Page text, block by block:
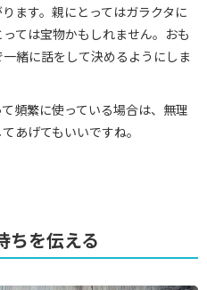
ます。親にとってはガラクタに
ては宝物かもしれません。おも
緒に話をして決めるようにしま
頻繁に使っている場合は、無理
あげてもいいですね。
ちを伝える